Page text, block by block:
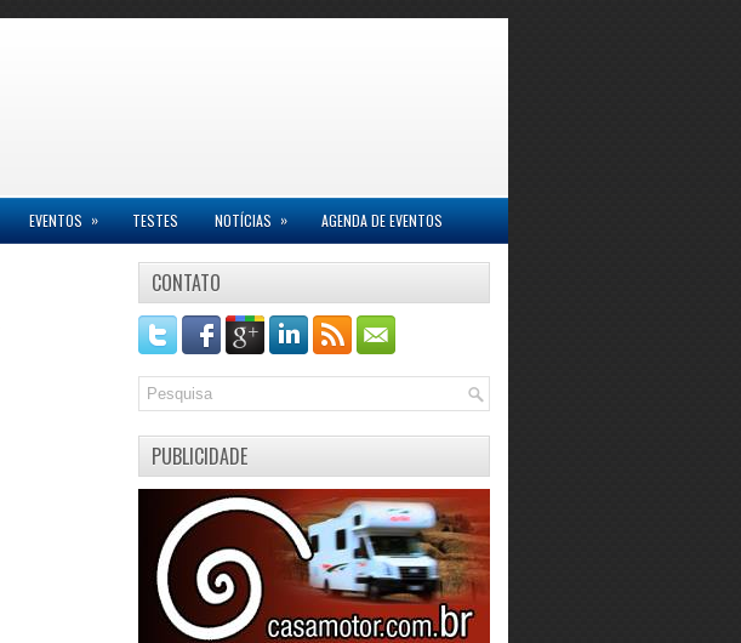
EVENTOS » TESTES NOTÍCIAS » AGENDA DE EVENTOS
CONTATO
PUBLICIDADE